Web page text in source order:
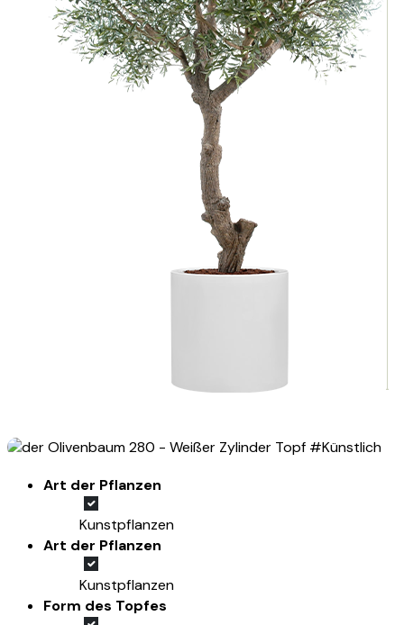
Art der Pflanzen
Kunstpflanzen
Art der Pflanzen
Kunstpflanzen
Form des Topfes